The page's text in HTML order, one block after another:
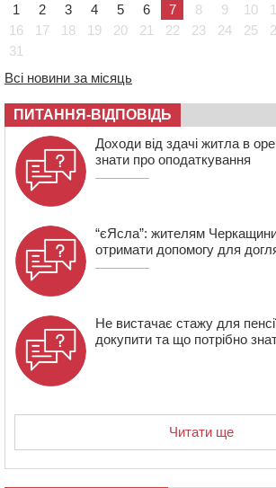
обіцяє масштабне озеленення
чоловіка у Тальному
13:55
У Тальному працівники ТЦК
витягли з автівки чоловіка
1
2 3 4 5 6 7 8 9 10
16
17 18 19 20 21 22 23 24 25
31
Всі новини за місяць
ПИТАННЯ-ВІДПОВІДЬ
Доходи від здачі житла в
знати про оподаткування
“єЯсла”: жителям
отримати допомогу для
Не вистачає стажу для
докупити та що потрібно
Читати ще